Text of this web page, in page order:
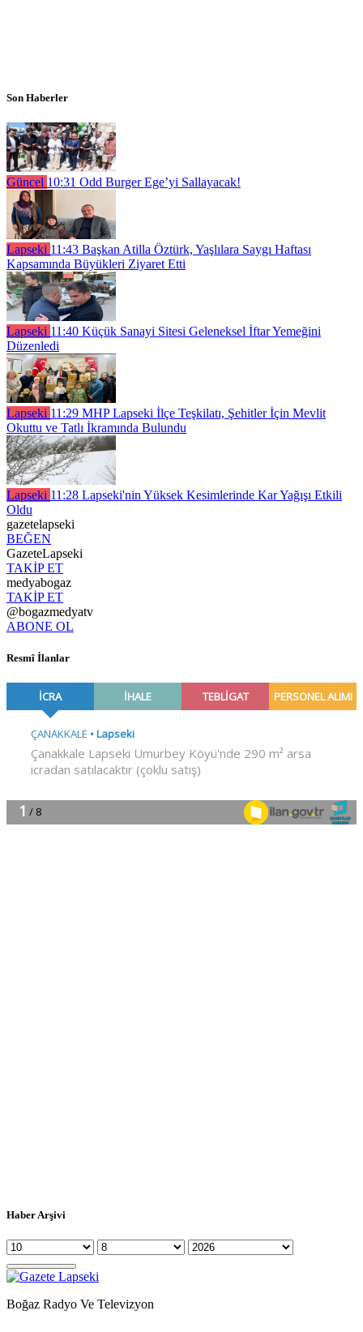
Son Haberler
Güncel 10:31 Odd Burger Ege’yi Sallayacak!
Lapseki 11:43 Başkan Atilla Öztürk, Yaşlılara Saygı Haftası
Kapsamında Büyükleri Ziyaret Etti
Lapseki 11:40 Küçük Sanayi Sitesi Geleneksel İftar Yemeğini
Düzenledi
Lapseki 11:29 MHP Lapseki İlçe Teşkilatı, Şehitler İçin Mevlit
Okuttu ve Tatlı İkramında Bulundu
Lapseki 11:28 Lapseki'nin Yüksek Kesimlerinde Kar Yağışı Etkili
Oldu
gazetelapseki
BEĞEN
GazeteLapseki
TAKİP ET
medyabogaz
TAKİP ET
@bogazmedyatv
ABONE OL
Resmî İlanlar
Haber Arşivi
Boğaz Radyo Ve Televizyon